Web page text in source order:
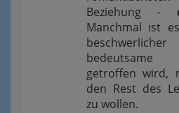
Beziehung -
Manchmal ist
bedeutsame
getroffen wird,
den Rest des
zu wollen.